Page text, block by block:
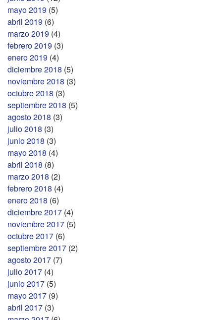
mayo 2019 (5)
abril 2019 (6)
marzo 2019 (4)
febrero 2019 (3)
enero 2019 (4)
diciembre 2018 (5)
noviembre 2018 (3)
octubre 2018 (3)
septiembre 2018 (5)
agosto 2018 (3)
julio 2018 (3)
junio 2018 (3)
mayo 2018 (4)
abril 2018 (8)
marzo 2018 (2)
febrero 2018 (4)
enero 2018 (6)
diciembre 2017 (4)
noviembre 2017 (5)
octubre 2017 (6)
septiembre 2017 (2)
agosto 2017 (7)
julio 2017 (4)
junio 2017 (5)
mayo 2017 (9)
abril 2017 (3)